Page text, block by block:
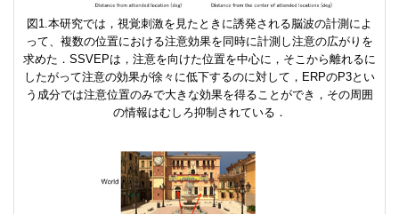
本研究では，視覚刺激を見たときに誘発される脳波の計測によ
って、複数の位置における注意効果を同時に計測し注意の広がりを
求めた．SSVEPは，注意を向けた位置を中心に，そこから離れるに
したがって注意の効果が徐々に低下するのに対して，ERPのP3とい
う成分では注意位置のみで大きな効果を得ることができ，その周囲
の情報はむしろ抑制されている．